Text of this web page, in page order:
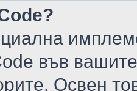
във
Освен